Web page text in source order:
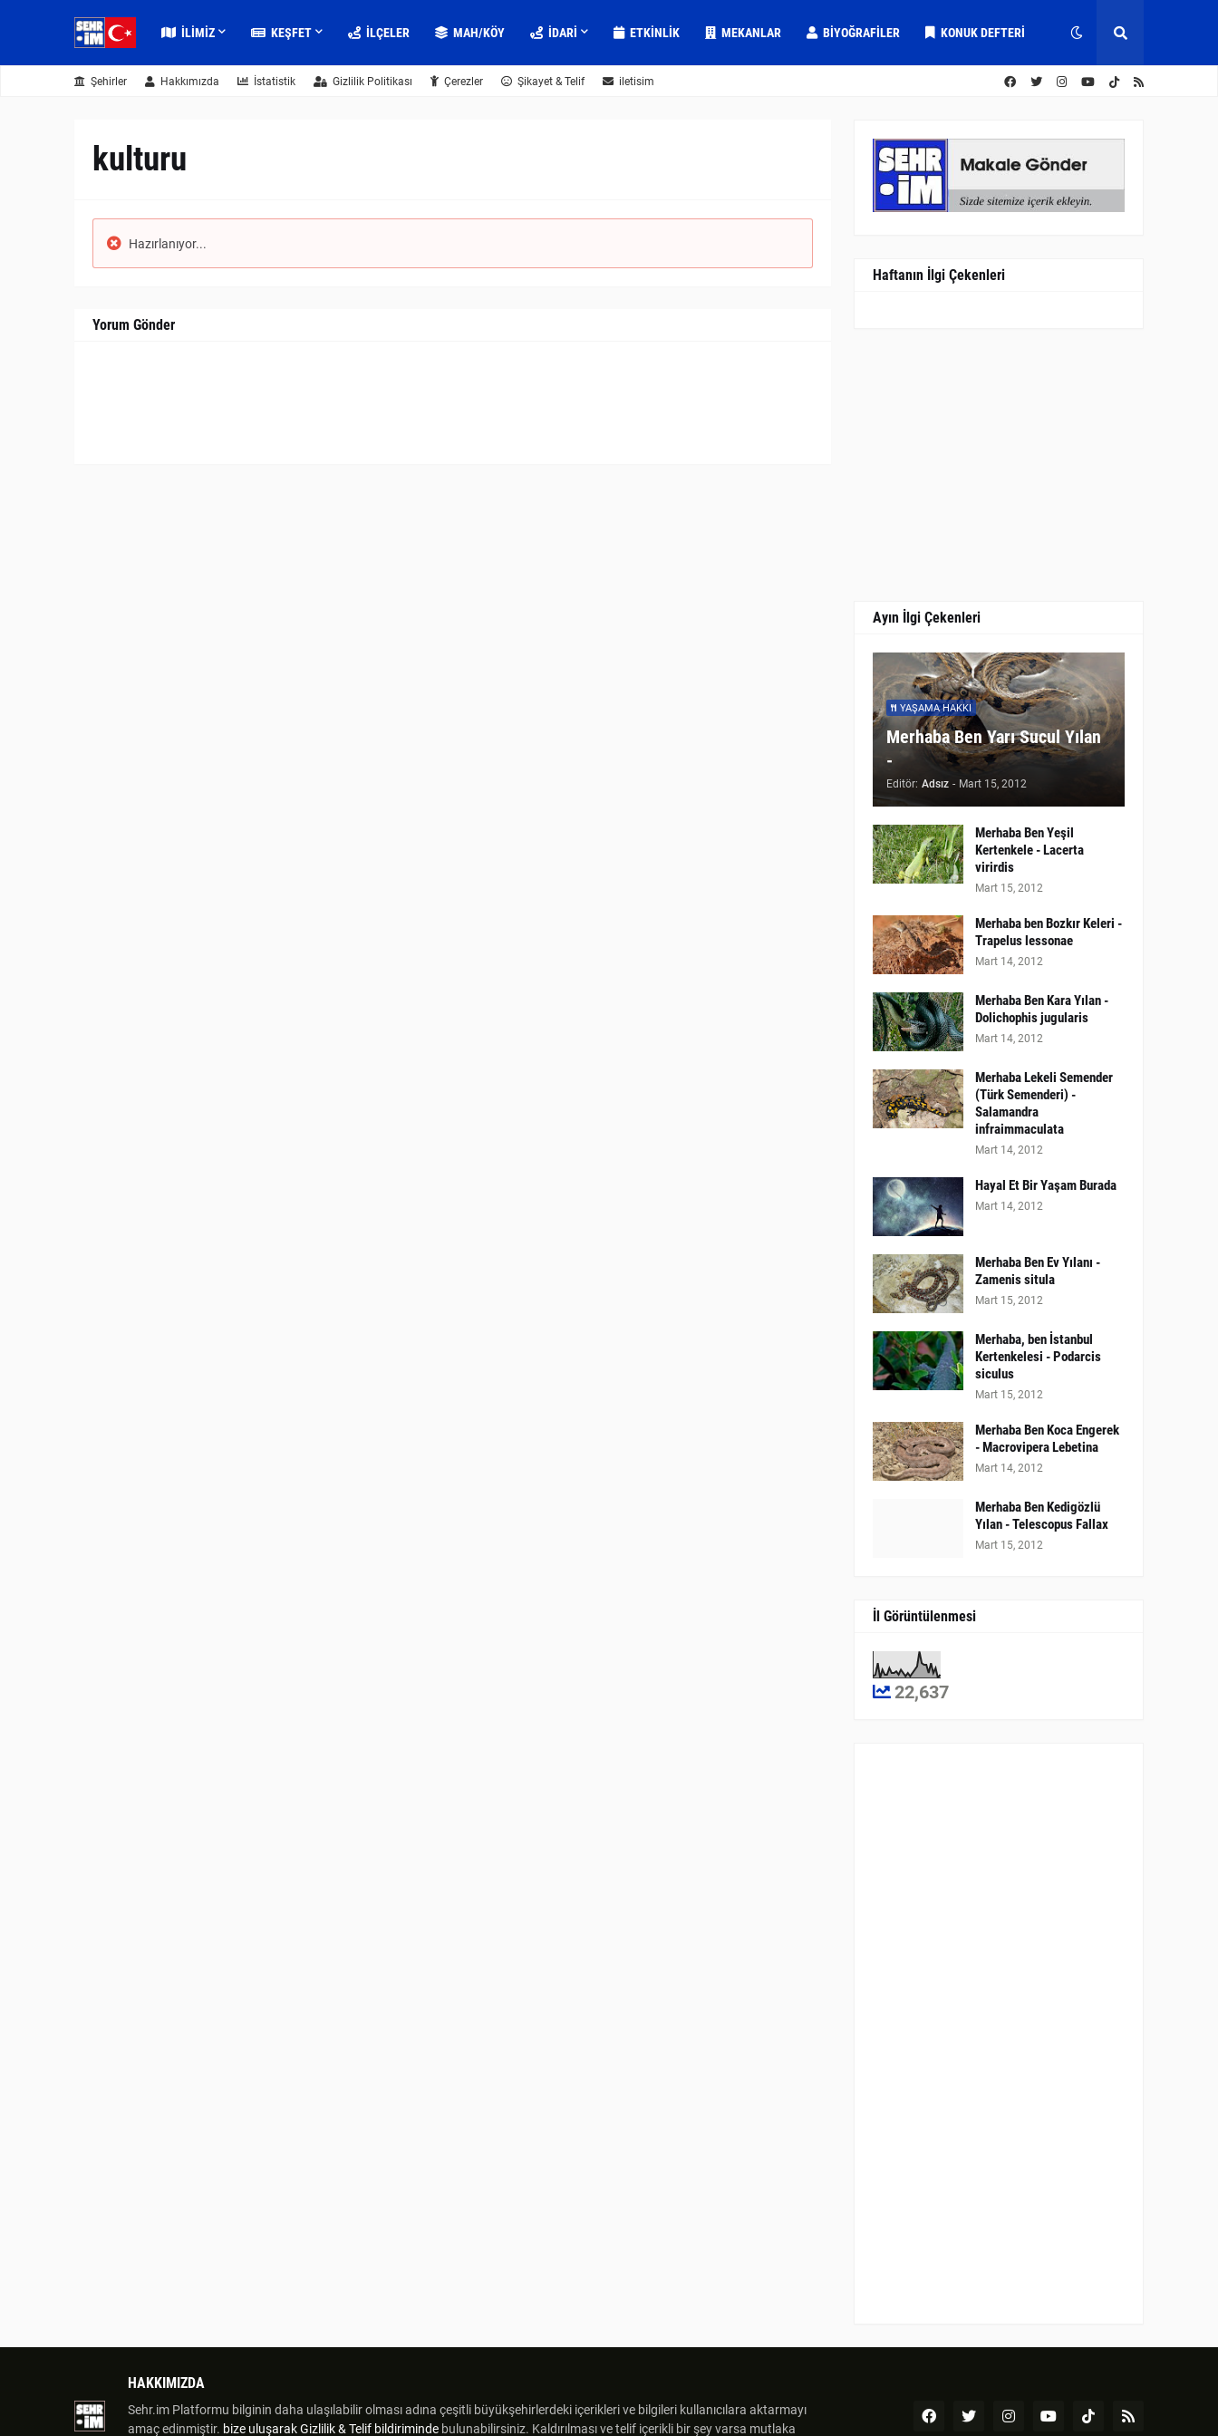
İLIMIZ KEŞFET İLÇELER MAH/KÖY IDARI ETKINLIK MEKANLAR BIYOĞRAFILER KONUK DEFTERI
Şehirler Hakkımızda İstatistik Gizlilik Politikası Çerezler Şikayet & Telif iletisim
kulturu
Hazırlanıyor...
Yorum Gönder
Haftanın İlgi Çekenleri
Ayın İlgi Çekenleri
YAŞAMA HAKKI
Merhaba Ben Yarı Sucul Yılan
-
Editör: Adsız - Mart 15, 2012
Merhaba Ben Yeşil
Kertenkele - Lacerta
virirdis
Mart 15, 2012
Merhaba ben Bozkır Keleri -
Trapelus lessonae
Mart 14, 2012
Merhaba Ben Kara Yılan -
Dolichophis jugularis
Mart 14, 2012
Merhaba Lekeli Semender
(Türk Semenderi) -
Salamandra
infraimmaculata
Mart 14, 2012
Hayal Et Bir Yaşam Burada
Mart 14, 2012
Merhaba Ben Ev Yılanı -
Zamenis situla
Mart 15, 2012
Merhaba, ben İstanbul
Kertenkelesi - Podarcis
siculus
Mart 15, 2012
Merhaba Ben Koca Engerek
- Macrovipera Lebetina
Mart 14, 2012
Merhaba Ben Kedigözlü
Yılan - Telescopus Fallax
Mart 15, 2012
İl Görüntülenmesi
22,637
HAKKIMIZDA
Sehr.im Platformu bilginin daha ulaşılabilir olması adına çeşitli büyükşehirlerdeki içerikleri ve bilgileri kullanıcılara aktarmayı
amaç edinmiştir. bize uluşarakGizlilik & Telif bildiriminde bulunabilirsiniz. Kaldırılması ve telif içerikli bir şey varsa mutlaka